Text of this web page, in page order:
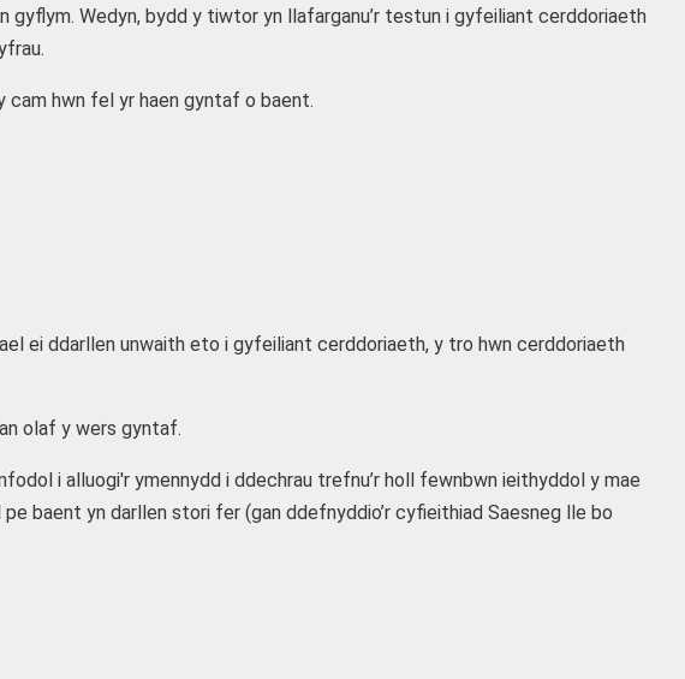
gyflym. Wedyn, bydd y tiwtor yn llafarganu’r testun i gyfeiliant cerddoriaeth
cam hwn fel yr haen gyntaf o baent.
ei ddarllen unwaith eto i gyfeiliant cerddoriaeth, y tro hwn cerddoriaeth
olaf y wers gyntaf.
i alluogi'r ymennydd i ddechrau trefnu’r holl fewnbwn ieithyddol y mae
baent yn darllen stori fer (gan ddefnyddio’r cyfieithiad Saesneg lle bo